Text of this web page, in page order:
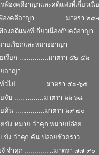
ฟ้องคดีอาญาและคดีแพ่งที่เกี่ยวเนื่
องคดีอาญา ...............มาตรา ๒๘
องคดีแพ่งที่เกี่ยวเนื่องกับคดีอาญา
ยเรียกและหมายอาญา
เรียก ...............มาตรา ๕๒-๕๖
อาญา
วไป ...............มาตรา ๕๗-๖๕
จับ ...............มาตรา ๖๖-๖๘
ค้น ...............มาตรา ๖๙-๗๐
ขัง หมาย จําคุก หมายปล่อย
ขัง จําคุก ค้น ปล่อยชั่วคราว
จําคุก ...............มาตรา ๗๗-๙๐